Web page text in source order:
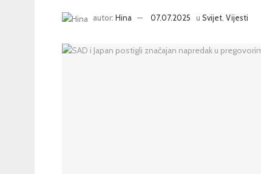
autor: Hina 07.07.2025 u Svijet Vijesti